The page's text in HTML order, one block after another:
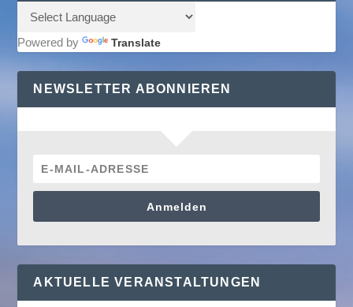
Powered by Translate
NEWSLETTER ABONNIEREN
Anmelden
AKTUELLE VERANSTALTUNGEN